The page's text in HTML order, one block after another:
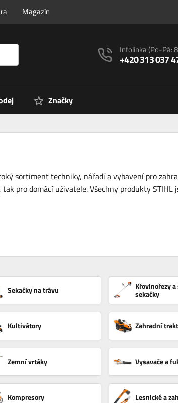
Magazín
Infolinka(Po-Pá:
+420 313 037
Značky
sortiment techniky, nářadí a vybavení pro
pro domácí uživatele. Všechny produkty
Sekačky na trávu Křovinořezy
sekačky
Kultivátory Zahradní
Zemní vrtáky Vysavače a
Kompresory Lesnické a